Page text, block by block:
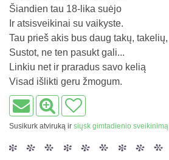
Šiandien tau 18-lika suėjo
Ir atsisveikinai su vaikyste.
Tau prieš akis bus daug takų, takelių,
Sustot, ne ten pasukt gali...
Linkiu net ir praradus savo kelią
Visad išlikti geru žmogum.
Susikurk atviruką ir siųsk gimtadienio sveikinimą